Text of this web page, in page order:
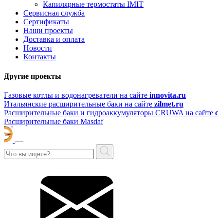
Капилярные термостаты IMIT
Сервисная служба
Сертификаты
Наши проекты
Доставка и оплата
Новости
Контакты
Другие проекты
Газовые котлы и водонагреватели на сайте innovita.ru
Итальянские расширительные баки на сайте zilmet.ru
Расширительные баки и гидроаккумуляторы CRUWA на сайте
Расширительные баки Masdaf